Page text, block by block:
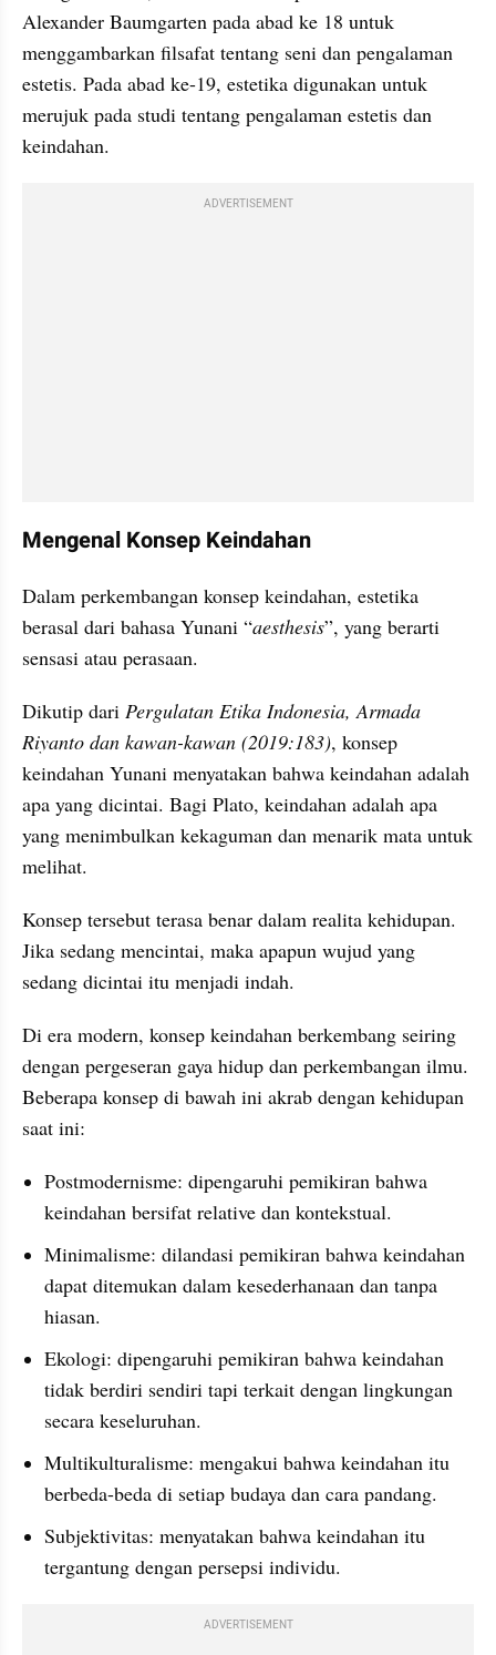
Alexander Baumgarten pada abad ke 18 untuk
menggambarkan filsafat tentang seni dan pengalaman
estetis. Pada abad ke-19, estetika digunakan untuk
merujuk pada studi tentang pengalaman estetis dan
keindahan.
ADVERTISEMENT
Mengenal Konsep Keindahan
Dalam perkembangan konsep keindahan, estetika
berasal dari bahasa Yunani “aesthesis”, yang berarti
sensasi atau perasaan.
Dikutip dari Pergulatan Etika Indonesia, Armada
Riyanto dan kawan-kawan (2019:183), konsep
keindahan Yunani menyatakan bahwa keindahan adalah
apa yang dicintai. Bagi Plato, keindahan adalah apa
yang menimbulkan kekaguman dan menarik mata untuk
melihat.
Konsep tersebut terasa benar dalam realita kehidupan.
Jika sedang mencintai, maka apapun wujud yang
sedang dicintai itu menjadi indah.
Di era modern, konsep keindahan berkembang seiring
dengan pergeseran gaya hidup dan perkembangan ilmu.
Beberapa konsep di bawah ini akrab dengan kehidupan
saat ini:
Postmodernisme: dipengaruhi pemikiran bahwa
keindahan bersifat relative dan kontekstual.
Minimalisme: dilandasi pemikiran bahwa keindahan
dapat ditemukan dalam kesederhanaan dan tanpa
hiasan.
Ekologi: dipengaruhi pemikiran bahwa keindahan
tidak berdiri sendiri tapi terkait dengan lingkungan
secara keseluruhan.
Multikulturalisme: mengakui bahwa keindahan itu
berbeda-beda di setiap budaya dan cara pandang.
Subjektivitas: menyatakan bahwa keindahan itu
tergantung dengan persepsi individu.
ADVERTISEMENT